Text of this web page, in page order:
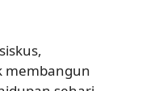
membangun